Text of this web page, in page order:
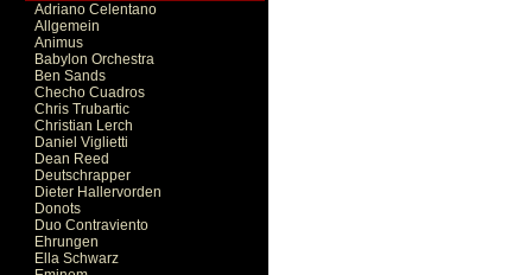
Adriano Celentano
Allgemein
Animus
Babylon Orchestra
Ben Sands
Checho Cuadros
Chris Trubartic
Christian Lerch
Daniel Viglietti
Dean Reed
Deutschrapper
Dieter Hallervorden
Donots
Duo Contraviento
Ehrungen
Ella Schwarz